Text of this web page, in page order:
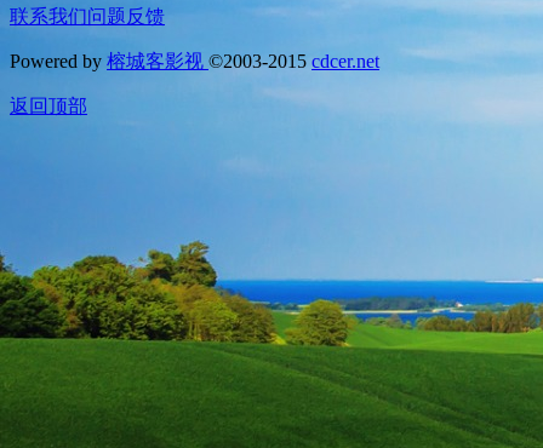
联系我们问题反馈
Powered by 榕城客影视 ©2003-2015 cdcer.net
返回顶部